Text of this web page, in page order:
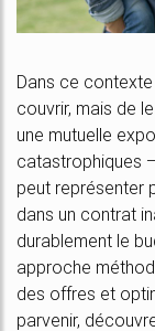
Dans ce contexte
couvrir, mais de
une mutuelle
catastrophiques
peut représenter
dans un contrat
durablement le
approche
des offres et
parvenir,